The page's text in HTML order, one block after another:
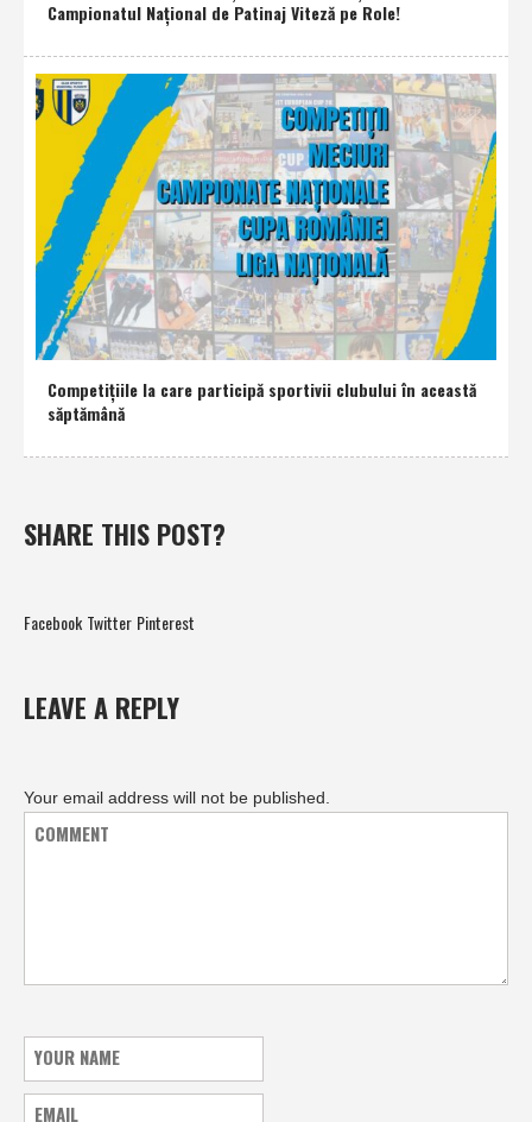
Campionatul Naţional de Patinaj Viteză pe Role!
Competiţiile la care participă sportivii clubului în această
săptămână
SHARE THIS POST?
Facebook Twitter Pinterest
LEAVE A REPLY
Your email address will not be published.